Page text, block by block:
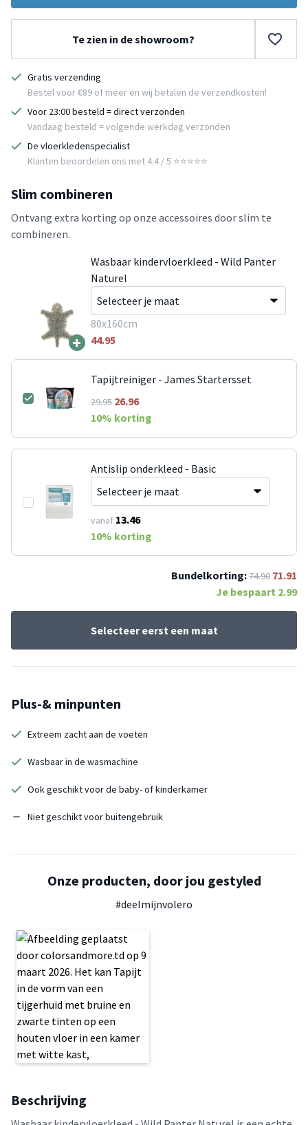
Te zien in de showroom?
Gratis verzending
Bestel voor €89 of meer en wij betalen de verzendkosten!
Voor 23:00 besteld = direct verzonden
Vandaag besteld = volgende werkdag verzonden
De vloerkledenspecialist
Klanten beoordelen ons met 4.4 / 5 ⭐⭐⭐⭐⭐
Slim combineren
Ontvang extra korting op onze accessoires door slim te
combineren.
+
Wasbaar kindervloerkleed - Wild Panter
Naturel
80x160cm
44.95
Tapijtreiniger - James Startersset
29.9526.96
10% korting
Antislip onderkleed - Basic
vanaf 13.46
10% korting
Bundelkorting:74.90 71.91
Je bespaart 2.99
Selecteer eerst een maat
Plus-& minpunten
Extreem zacht aan de voeten
Wasbaar in de wasmachine
Ook geschikt voor de baby- of kinderkamer
Niet geschikt voor buitengebruik
Onze producten, door jou gestyled
#deelmijnvolero
Beschrijving